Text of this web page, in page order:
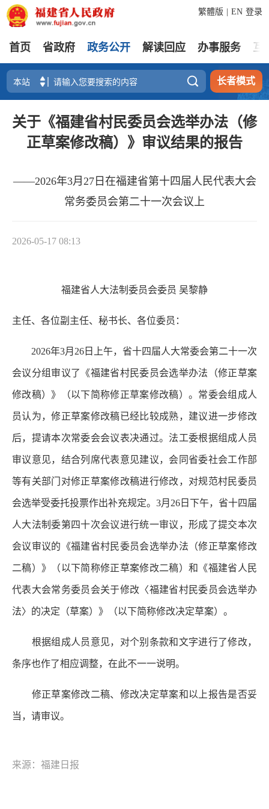
登录
繁體版 EN
首页 省政府 政务公开 解读回应 办事服务 互
 长者模式
关于《福建省村民委员会选举办法（修
正草案修改稿）》审议结果的报告
——2026年3月27日在福建省第十四届人民代表大会
常务委员会第二十一次会议上
2026-05-17 08:13
福建省人大法制委员会委员 吴黎静
主任、各位副主任、秘书长、各位委员：
2026年3月26日上午，省十四届人大常委会第二十一次
会议分组审议了《福建省村民委员会选举办法（修正草案
修改稿）》（以下简称修正草案修改稿）。常委会组成人
员认为，修正草案修改稿已经比较成熟，建议进一步修改
后，提请本次常委会会议表决通过。法工委根据组成人员
审议意见，结合列席代表意见建议，会同省委社会工作部
等有关部门对修正草案修改稿进行修改，对规范村民委员
会选举受委托投票作出补充规定。3月26日下午，省十四届
人大法制委第四十次会议进行统一审议，形成了提交本次
会议审议的《福建省村民委员会选举办法（修正草案修改
二稿）》（以下简称修正草案修改二稿）和《福建省人民
代表大会常务委员会关于修改〈福建省村民委员会选举办
法〉的决定（草案）》（以下简称修改决定草案）。
根据组成人员意见，对个别条款和文字进行了修改，
条序也作了相应调整，在此不一一说明。
修正草案修改二稿、修改决定草案和以上报告是否妥
当，请审议。
来源：福建日报